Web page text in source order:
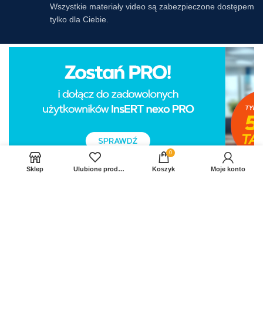
Wszystkie materiały video są zabezpieczone dostępem
tylko dla Ciebie.
Sklep Ulubione produkty
0
Koszyk Moje konto